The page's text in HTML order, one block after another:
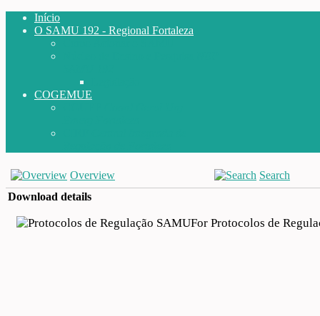
Início
O SAMU 192 - Regional Fortaleza
COGEMUE
Overview
Search
Download details
Protocolos de